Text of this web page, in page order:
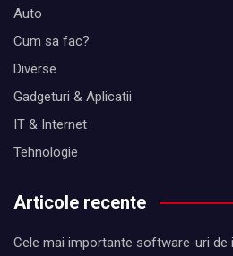
Auto
Cum sa fac?
Diverse
Gadgeturi & Aplicatii
IT & Internet
Tehnologie
Articole recente
Cele mai importante software-uri de